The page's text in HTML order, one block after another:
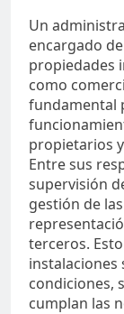
Un
encargado
propiedades
como
fundamental
propietarios
Entre sus
supervisión
gestión de
terceros.
instalaciones
condiciones,
cumplan las